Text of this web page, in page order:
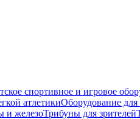
спортивное и игровое
атлетикиОборудование для
и железоТрибуны для зрителей